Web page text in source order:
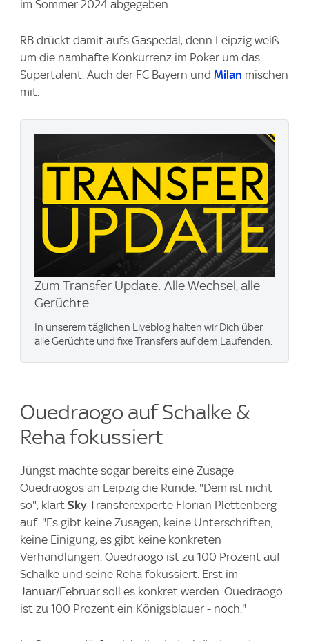
im Sommer 2024 abgegeben.
RB drückt damit aufs Gaspedal, denn Leipzig weiß
um die namhafte Konkurrenz im Poker um das
Supertalent. Auch der FC Bayern und Milan mischen
mit.
Zum Transfer Update: Alle Wechsel, alle
Gerüchte
In unserem täglichen Liveblog halten wir Dich über
alle Gerüchte und fixe Transfers auf dem Laufenden.
Ouedraogo auf Schalke &
Reha fokussiert
Jüngst machte sogar bereits eine Zusage
Ouedraogos an Leipzig die Runde. "Dem ist nicht
so", klärt Sky Transferexperte Florian Plettenberg
auf. "Es gibt keine Zusagen, keine Unterschriften,
keine Einigung, es gibt keine konkreten
Verhandlungen. Ouedraogo ist zu 100 Prozent auf
Schalke und seine Reha fokussiert. Erst im
Januar/Februar soll es konkret werden. Ouedraogo
ist zu 100 Prozent ein Königsblauer - noch."